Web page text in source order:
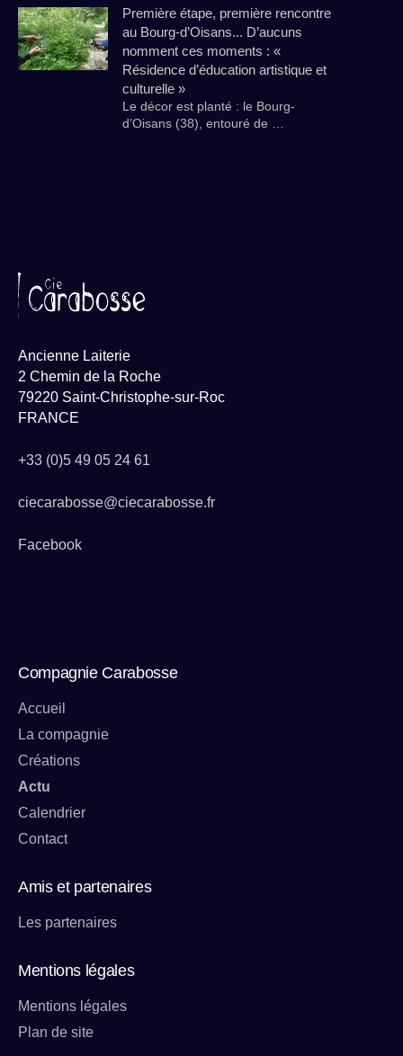
Première étape, première rencontre
au Bourg-d’Oisans... D’aucuns
nomment ces moments : «
Résidence d’éducation artistique et
culturelle »
Le décor est planté : le Bourg-
d’Oisans (38), entouré de …
Ancienne Laiterie
2 Chemin de la Roche
79220 Saint-Christophe-sur-Roc
FRANCE
+33 (0)5 49 05 24 61
ciecarabosse@ciecarabosse.fr
Facebook
Compagnie Carabosse
Accueil
La compagnie
Créations
Actu
Calendrier
Contact
Amis et partenaires
Les partenaires
Mentions légales
Mentions légales
Plan de site